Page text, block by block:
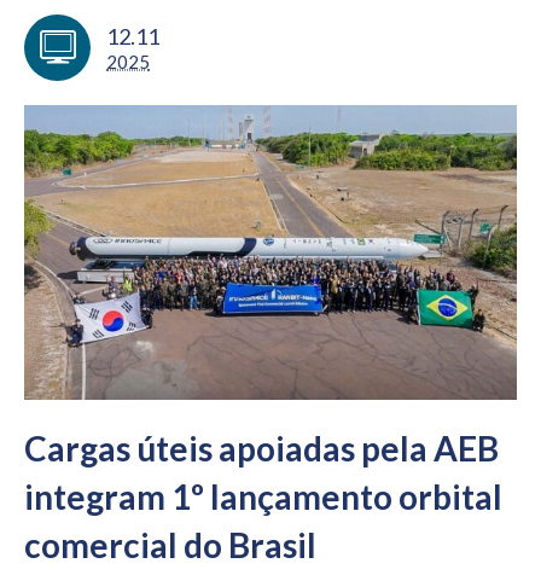
12.11
2025
Cargas úteis apoiadas pela AEB
integram 1º lançamento orbital
comercial do Brasil